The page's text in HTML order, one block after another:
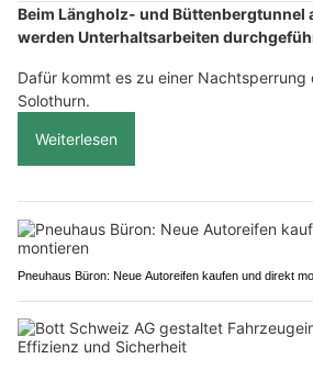
Beim Längholz- und Büttenbergtunnel
werden Unterhaltsarbeiten
Dafür kommt es zu einer Nachtsperrung
Solothurn.
Weiterlesen
Pneuhaus Büron: Neue Autoreifen kaufen und direkt